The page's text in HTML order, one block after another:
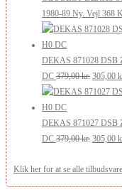
369,00 kr..
1980-89 Ny. Vejl 368
DEKAS 871028 DSB
DC 379,00kr. Den
var:
379,00
305,00
DEKAS 871027 DSB
DC 379,00kr. Den
pris
var:
305,00
Klik her for at se alle